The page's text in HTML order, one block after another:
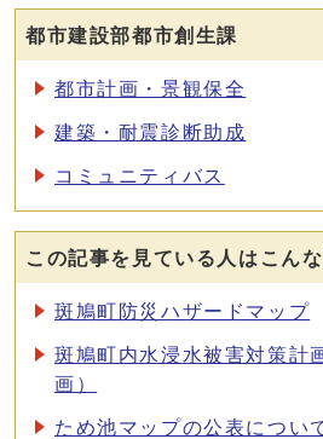
都市建設部都市創生課
都市計画・景観保全
建築・耐震診断助成
コミュニティバス
この記事を見ている人はこん
斑鳩町防災ハザードマップ
斑鳩町内水浸水被害対策計
画）
ため池マップの公表につい